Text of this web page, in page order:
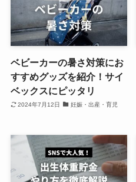
ベビーカーの暑さ対策にお
すすめグッズを紹介！サイ
ベックスにピッタリ
2024年7月12日 妊娠・出産・育児